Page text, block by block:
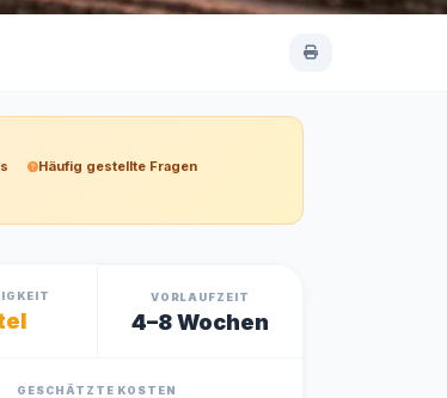
Häufig gestellte Fragen
VORLAUFZEIT
4–8 Wochen
GESCHÄTZTE KOSTEN